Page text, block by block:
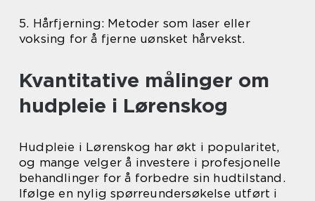
5. Hårfjerning: Metoder som laser eller
voksing for å fjerne uønsket hårvekst.
Kvantitative målinger om
hudpleie i Lørenskog
Hudpleie i Lørenskog har økt i popularitet,
og mange velger å investere i profesjonelle
behandlinger for å forbedre sin hudtilstand.
Ifølge en nylig spørreundersøkelse utført i